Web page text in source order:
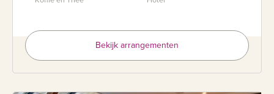
Bekijk arrangementen